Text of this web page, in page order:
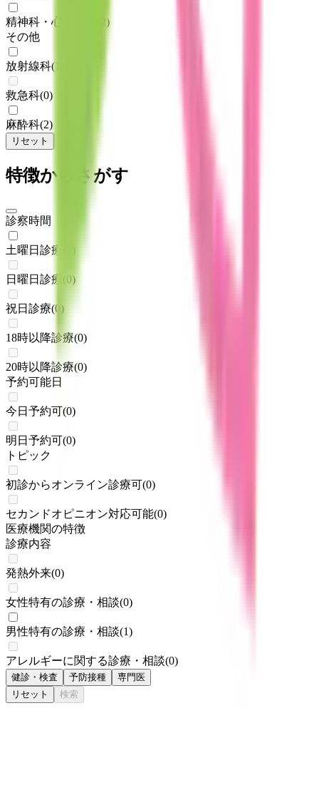
精神科・心療内科
)
その他
放射線科(
救急科(0)
麻酔科(2)
リセット
特徴からさがす
診察時間
土曜日診療
日曜日診療 0)
祝日診療(0 )
18時以降診療(0)
20時以降診療(0)
予約可能日
今日予約可(0)
明日予約可(0)
トピック
初診からオンライン診療可(0)
セカンドオピニオン対応可能(0)
医療機関の特徴
診療内容
発熱外来(0)
女性特有の診療・相談(0)
男性特有の診療・相談(1)
アレルギーに関する診療・相談(0)
健診・検査 予防接種
専門医
リセット
検索